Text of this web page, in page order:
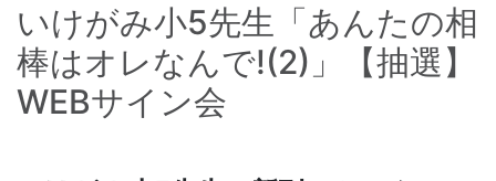
いけがみ小5先生「あんたの相
棒はオレなんで!(2)」【抽選】
WEBサイン会